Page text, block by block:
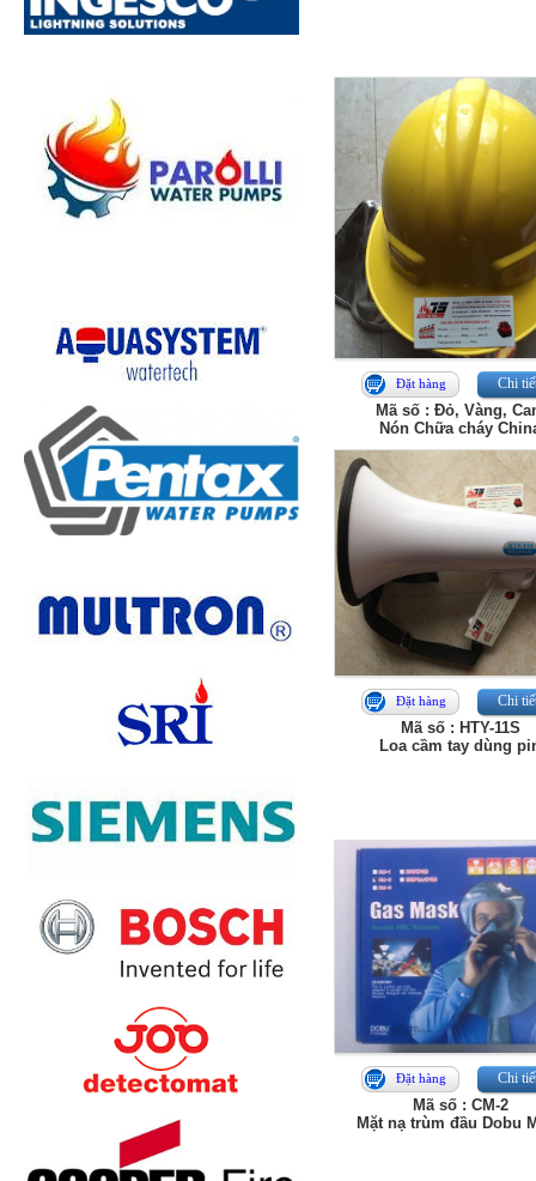
Đặt hàng Chi
Mã số : Đỏ, Vàng,
Nón Chữa cháy
Đặt hàng Chi
Mã số : HTY-11S
Loa cầm tay dùng
Đặt hàng Chi
Mã số : CM-2
Mặt nạ trùm đầu Dobu